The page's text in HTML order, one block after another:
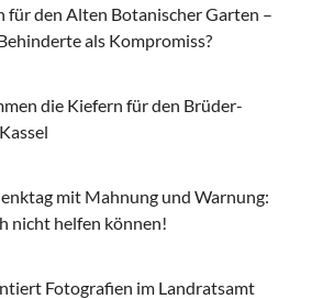
für den Alten Botanischer Garten –
als Kompromiss?
die Kiefern für den Brüder-
mit Mahnung und Warnung:
nicht helfen können!
Fotografien im Landratsamt